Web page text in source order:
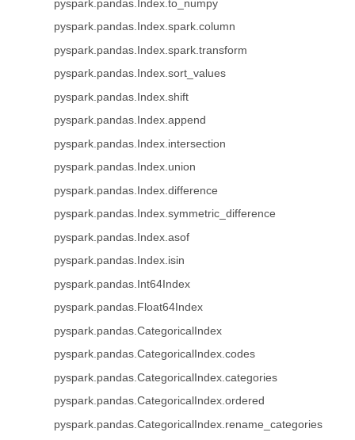
pyspark.pandas.Index.to_numpy
pyspark.pandas.Index.spark.column
pyspark.pandas.Index.spark.transform
pyspark.pandas.Index.sort_values
pyspark.pandas.Index.shift
pyspark.pandas.Index.append
pyspark.pandas.Index.intersection
pyspark.pandas.Index.union
pyspark.pandas.Index.difference
pyspark.pandas.Index.symmetric_difference
pyspark.pandas.Index.asof
pyspark.pandas.Index.isin
pyspark.pandas.Int64Index
pyspark.pandas.Float64Index
pyspark.pandas.CategoricalIndex
pyspark.pandas.CategoricalIndex.codes
pyspark.pandas.CategoricalIndex.categories
pyspark.pandas.CategoricalIndex.ordered
pyspark.pandas.CategoricalIndex.rename_categories